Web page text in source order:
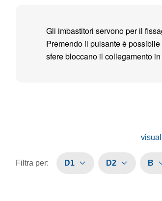
Gli imbastitori servono per il
Premendo il pulsante è
sfere bloccano il collegamento
Filtra per: D1 D2 B